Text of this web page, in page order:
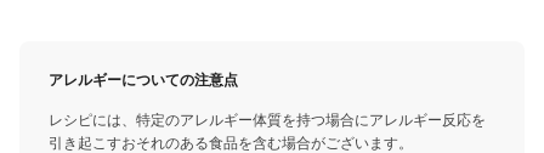
アレルギーについての注意点
レシピには、特定のアレルギー体質を持つ場合にアレルギー反応を
引き起こすおそれのある食品を含む場合がございます。